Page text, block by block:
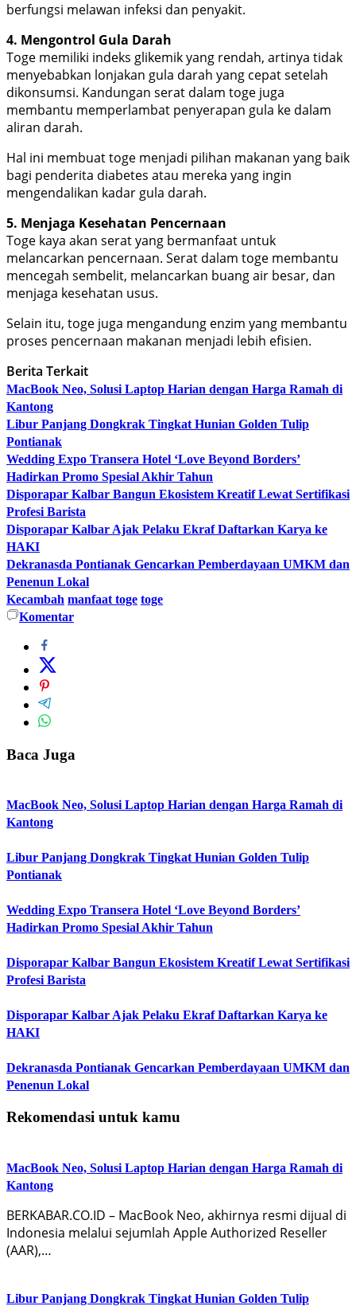
berfungsi melawan infeksi dan penyakit.
4. Mengontrol Gula Darah
Toge memiliki indeks glikemik yang rendah, artinya tidak
menyebabkan lonjakan gula darah yang cepat setelah
dikonsumsi. Kandungan serat dalam toge juga
membantu memperlambat penyerapan gula ke dalam
aliran darah.
Hal ini membuat toge menjadi pilihan makanan yang baik
bagi penderita diabetes atau mereka yang ingin
mengendalikan kadar gula darah.
5. Menjaga Kesehatan Pencernaan
Toge kaya akan serat yang bermanfaat untuk
melancarkan pencernaan. Serat dalam toge membantu
mencegah sembelit, melancarkan buang air besar, dan
menjaga kesehatan usus.
Selain itu, toge juga mengandung enzim yang membantu
proses pencernaan makanan menjadi lebih efisien.
Berita Terkait
MacBook Neo, Solusi Laptop Harian dengan Harga Ramah di
Kantong
Libur Panjang Dongkrak Tingkat Hunian Golden Tulip
Pontianak
Wedding Expo Transera Hotel ‘Love Beyond Borders’
Hadirkan Promo Spesial Akhir Tahun
Disporapar Kalbar Bangun Ekosistem Kreatif Lewat Sertifikasi
Profesi Barista
Disporapar Kalbar Ajak Pelaku Ekraf Daftarkan Karya ke
HAKI
Dekranasda Pontianak Gencarkan Pemberdayaan UMKM dan
Penenun Lokal
Kecambah manfaat toge toge
Komentar
Baca Juga
MacBook Neo, Solusi Laptop Harian dengan Harga Ramah di
Kantong
Libur Panjang Dongkrak Tingkat Hunian Golden Tulip
Pontianak
Wedding Expo Transera Hotel ‘Love Beyond Borders’
Hadirkan Promo Spesial Akhir Tahun
Disporapar Kalbar Bangun Ekosistem Kreatif Lewat Sertifikasi
Profesi Barista
Disporapar Kalbar Ajak Pelaku Ekraf Daftarkan Karya ke
HAKI
Dekranasda Pontianak Gencarkan Pemberdayaan UMKM dan
Penenun Lokal
Rekomendasi untuk kamu
MacBook Neo, Solusi Laptop Harian dengan Harga Ramah di
Kantong
BERKABAR.CO.ID – MacBook Neo, akhirnya resmi dijual di
Indonesia melalui sejumlah Apple Authorized Reseller
(AAR),…
Libur Panjang Dongkrak Tingkat Hunian Golden Tulip